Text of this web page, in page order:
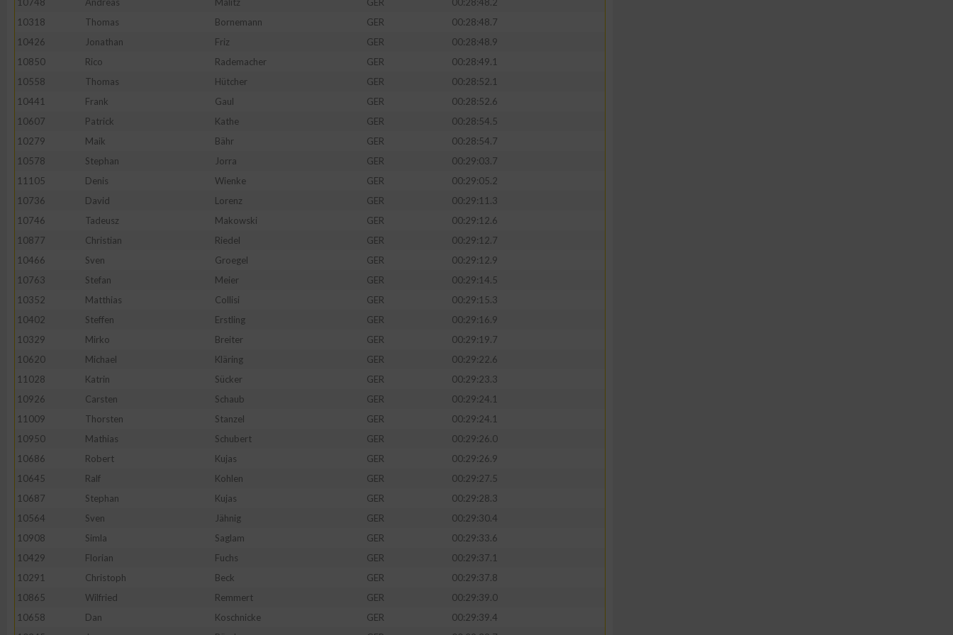
10318
Thomas Bornemann GER
00:28:48.7
10426
Jonathan Friz GER
00:28:48.9
10850
Rico Rademacher GER
00:28:49.1
10558
Thomas Hütcher GER
00:28:52.1
10441
Frank Gaul GER
00:28:52.6
10607
Patrick Kathe GER
00:28:54.5
10279
Maik Bähr GER
00:28:54.7
10578
Stephan Jorra GER
00:29:03.7
11105
Denis Wienke GER
00:29:05.2
10736
David Lorenz GER
00:29:11.3
10746
Tadeusz Makowski GER
00:29:12.6
10877
Christian Riedel GER
00:29:12.7
10466
Sven Groegel GER
00:29:12.9
10763
Stefan Meier GER
00:29:14.5
10352
Matthias Collisi GER
00:29:15.3
10402
Steffen Erstling GER
00:29:16.9
10329
Mirko Breiter GER
00:29:19.7
10620
Michael Kläring GER
00:29:22.6
11028
Katrin Sücker GER
00:29:23.3
10926
Carsten Schaub GER
00:29:24.1
11009
Thorsten Stanzel GER
00:29:24.1
10950
Mathias Schubert GER
00:29:26.0
10686
Robert Kujas GER
00:29:26.9
10645
Ralf Kohlen GER
00:29:27.5
10687
Stephan Kujas GER
00:29:28.3
10564
Sven Jähnig GER
00:29:30.4
10908
Simla Saglam GER
00:29:33.6
10429
Florian Fuchs GER
00:29:37.1
10291
Christoph Beck GER
00:29:37.8
10865
Wilfried Remmert GER
00:29:39.0
10658
Dan Koschnicke GER
00:29:39.4
Erstellung von Profilen zur Personalisierung von Inhalten
Messung der Werbeleistung
Messung der Performance von Inhalten
Analyse von Zielgruppen durch Statistiken oder Kombinationen von Daten aus
Entwicklung und Verbesserung der Angebote
IAB-Besonderheiten:
Geräte anhand von aktiv angeforderten Informationen identifizieren
Nicht-IAB-Verarbeitungszwecke:
Notwendig
Performance
Funktional